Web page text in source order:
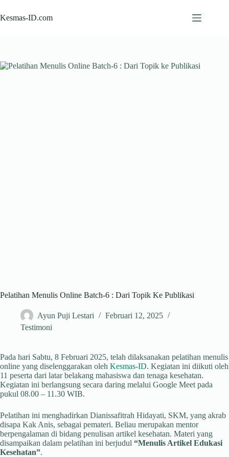
to
content
Kesmas-ID.com
Pelatihan Menulis Online Batch-6 : Dari Topik Ke Publikasi
Ayun Puji Lestari
Februari 12, 2025
Testimoni
Pada hari Sabtu, 8 Februari 2025, telah dilaksanakan pelatihan menulis
online yang diselenggarakan oleh Kesmas-ID. Kegiatan ini diikuti oleh
11 peserta dari latar belakang mahasiswa dan tenaga kesehatan.
Kegiatan ini berlangsung secara daring melalui Google Meet pada
pukul 08.00 – 11.30 WIB.
Pelatihan ini menghadirkan Dianissafitrah Hidayati, SKM, yang akrab
disapa Kak Anis, sebagai pemateri. Beliau merupakan mentor
berpengalaman di bidang penulisan artikel kesehatan. Materi yang
disampaikan dalam pelatihan ini berjudul “Menulis Artikel Edukasi
Kesehatan”.